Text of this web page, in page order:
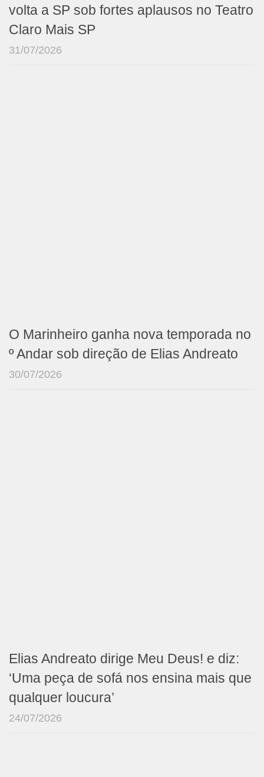
volta a SP sob fortes aplausos no Teatro
Claro Mais SP
31/07/2026
O Marinheiro ganha nova temporada no
º Andar sob direção de Elias Andreato
30/07/2026
Elias Andreato dirige Meu Deus! e diz:
‘Uma peça de sofá nos ensina mais que
qualquer loucura’
24/07/2026